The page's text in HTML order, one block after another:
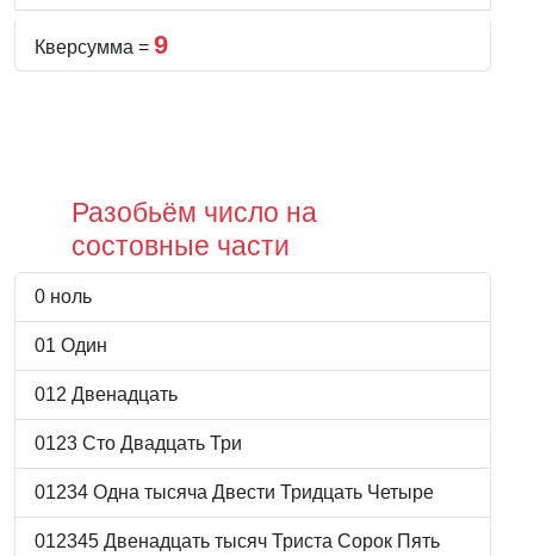
Кверсумма = 9
Разобьём число на
состовные части
0 ноль
01 Один
012 Двенадцать
0123 Сто Двадцать Три
01234 Одна тысяча Двести Тридцать Четыре
012345 Двенадцать тысяч Триста Сорок Пять